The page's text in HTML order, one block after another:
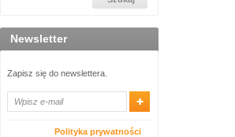
Newsletter
Zapisz się do newslettera.
Polityka prywatności